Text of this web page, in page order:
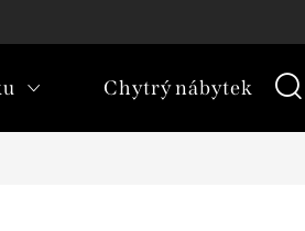
Chytrý nábytek